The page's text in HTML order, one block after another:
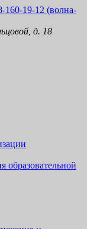
160-19-12 (волна-
д. 18
образовательной